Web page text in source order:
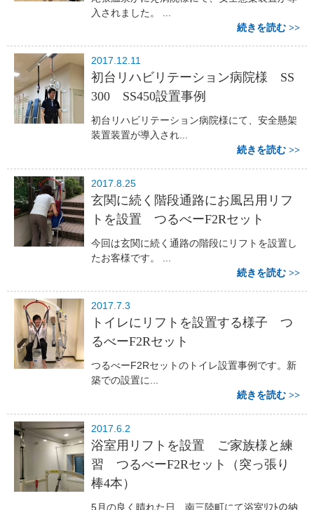
入されました。 ...
続きを読む
2017.12.11
初台リハビリテーション病院様 SS
300 SS450設置事例
初台リハビリテーション病院様にて、安全懸架
装置装置が導入され...
続きを読む
2017.8.25
玄関に続く階段通路にお風呂用リフ
トを設置 つるべーF2Rセット
今回は玄関に続く通路の階段にリフトを設置し
たお客様です。 ...
続きを読む
2017.7.3
トイレにリフトを設置する様子 つ
るべーF2Rセット
つるべーF2Rセットのトイレ設置事例です。新
築での設置に...
続きを読む
2017.6.2
浴室用リフトを設置 ご家族様と練
習 つるべーF2Rセット（突っ張り
棒4本）
5月の良く晴れた日、南三陸町にて浴室ﾘﾌﾄの納